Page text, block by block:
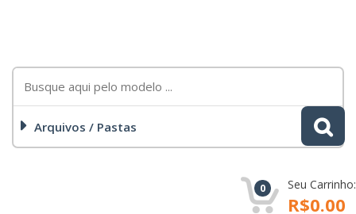
Arquivos / Pastas
0 Seu Carrinho:
R$0.00